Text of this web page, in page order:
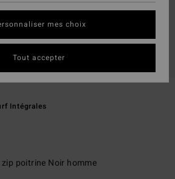
Intégrales
poitrine Noir homme
mes choix
Tout accepter